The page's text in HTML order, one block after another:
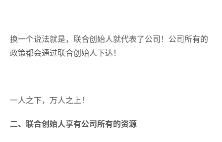
换一个说法就是，联合创始人就代表了公司！公司所有的
政策都会通过联合创始人下达！
一人之下，万人之上！
二、 联合创始人享有公司所有的资源